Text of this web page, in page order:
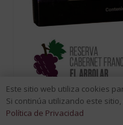
Este sitio web utiliza cookies
Si continúa utilizando este
Política de Privacidad